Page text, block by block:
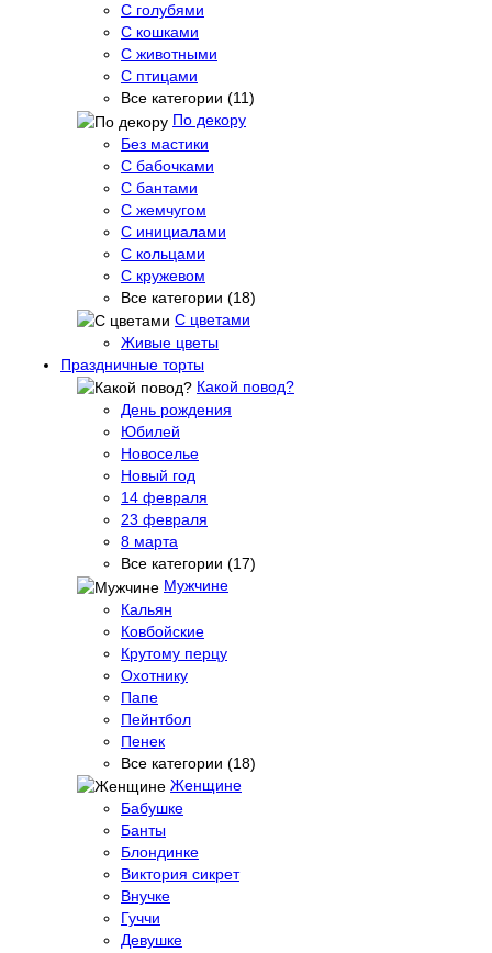
С голубями
С кошками
С животными
С птицами
Все категории (11)
По декору
Без мастики
С бабочками
С бантами
С жемчугом
С инициалами
С кольцами
С кружевом
Все категории (18)
С цветами
Живые цветы
Праздничные торты
Какой повод?
День рождения
Юбилей
Новоселье
Новый год
14 февраля
23 февраля
8 марта
Все категории (17)
Мужчине
Кальян
Ковбойские
Крутому перцу
Охотнику
Папе
Пейнтбол
Пенек
Все категории (18)
Женщине
Бабушке
Банты
Блондинке
Виктория сикрет
Внучке
Гуччи
Девушке